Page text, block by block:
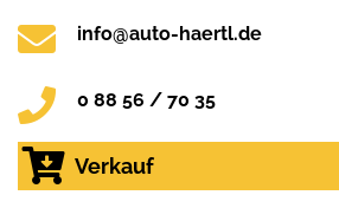
info@auto-haertl.de
0 88 56 / 70 35
Verkauf